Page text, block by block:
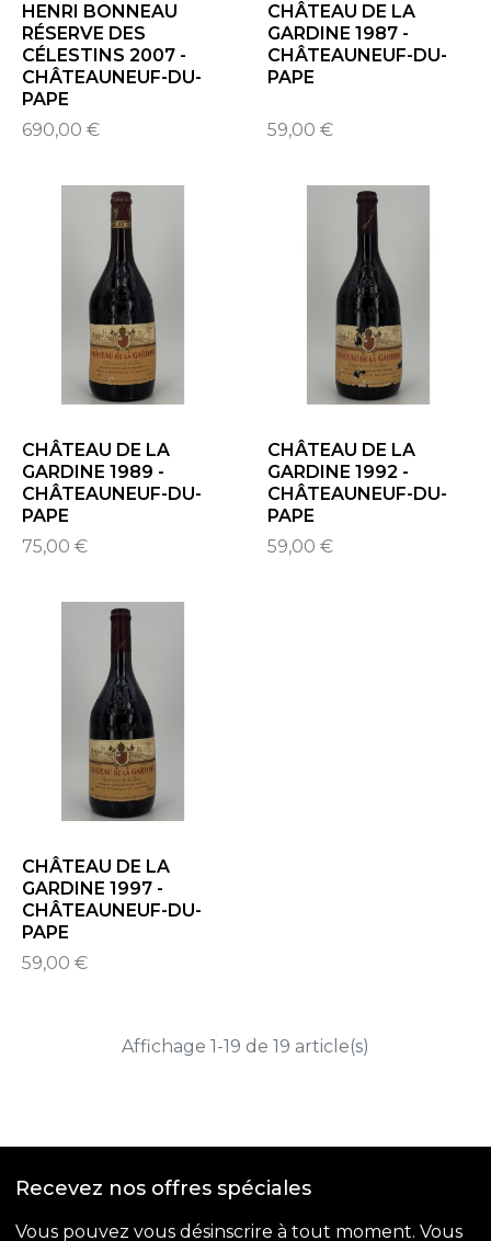
HENRI BONNEAU
RÉSERVE DES
CÉLESTINS 2007 -
CHÂTEAUNEUF-DU-
PAPE
690,00 €
CHÂTEAU DE LA
GARDINE 1987 -
CHÂTEAUNEUF-DU-
PAPE
59,00 €
CHÂTEAU DE LA
GARDINE 1989 -
CHÂTEAUNEUF-DU-
PAPE
75,00 €
CHÂTEAU DE LA
GARDINE 1992 -
CHÂTEAUNEUF-DU-
PAPE
59,00 €
CHÂTEAU DE LA
GARDINE 1997 -
CHÂTEAUNEUF-DU-
PAPE
59,00 €
Affichage 1-19 de 19 article(s)
Recevez nos offres spéciales
Vous pouvez vous désinscrire à tout moment. Vous